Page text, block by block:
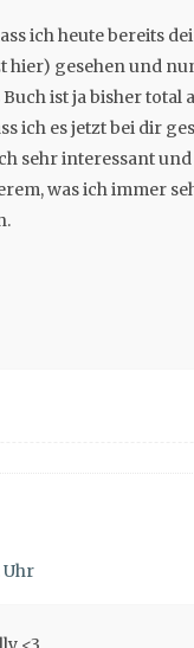
ich heute bereits
hier) gesehen und
Buch ist ja bisher
ich es jetzt bei dir
sehr interessant und
was ich immer
Uhr